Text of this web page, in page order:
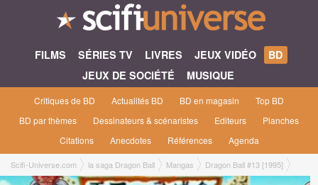
FILMS SÉRIES TV LIVRES JEUX VIDÉO
BD
JEUX DE SOCIÉTÉ
MUSIQUE
Critiques de BD Actualités BD BD en magasin
Top BD
BD par thèmes
Dessinateurs & scénaristes Editeurs
Planches
Citations
Anecdotes Références Agenda
Scifi-Universe.com la saga Dragon Ball Mangas Dragon Ball #13 [1995]